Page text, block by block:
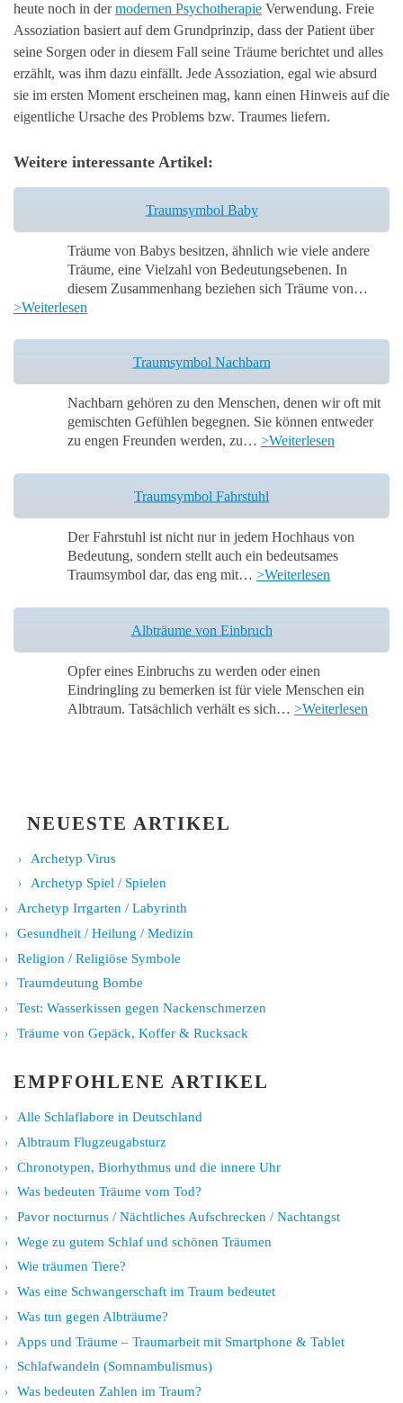
heute noch in dermodernen Psychotherapie Verwendung. Freie
Assoziation basiert auf dem Grundprinzip, dass der Patient über
seine Sorgen oder in diesem Fall seine Träume berichtet und alles
erzählt, was ihm dazu einfällt. Jede Assoziation, egal wie absurd
sie im ersten Moment erscheinen mag, kann einen Hinweis auf die
eigentliche Ursache des Problems bzw. Traumes liefern.
Weitere interessante Artikel:
Traumsymbol Baby
Träume von Babys besitzen, ähnlich wie viele andere
Träume, eine Vielzahl von Bedeutungsebenen. In
diesem Zusammenhang beziehen sich Träume von…
>Weiterlesen
Traumsymbol Nachbarn
Nachbarn gehören zu den Menschen, denen wir oft mit
gemischten Gefühlen begegnen. Sie können entweder
zu engen Freunden werden, zu… >Weiterlesen
Traumsymbol Fahrstuhl
Der Fahrstuhl ist nicht nur in jedem Hochhaus von
Bedeutung, sondern stellt auch ein bedeutsames
Traumsymbol dar, das eng mit… >Weiterlesen
Albträume von Einbruch
Opfer eines Einbruchs zu werden oder einen
Eindringling zu bemerken ist für viele Menschen ein
Albtraum. Tatsächlich verhält es sich… >Weiterlesen
NEUESTE ARTIKEL
Archetyp Virus
Archetyp Spiel / Spielen
Archetyp Irrgarten / Labyrinth
Gesundheit / Heilung / Medizin
Religion / Religiöse Symbole
Traumdeutung Bombe
Test: Wasserkissen gegen Nackenschmerzen
Träume von Gepäck, Koffer & Rucksack
EMPFOHLENE ARTIKEL
Alle Schlaflabore in Deutschland
Albtraum Flugzeugabsturz
Chronotypen, Biorhythmus und die innere Uhr
Was bedeuten Träume vom Tod?
Pavor nocturnus / Nächtliches Aufschrecken / Nachtangst
Wege zu gutem Schlaf und schönen Träumen
Wie träumen Tiere?
Was eine Schwangerschaft im Traum bedeutet
Was tun gegen Albträume?
Apps und Träume – Traumarbeit mit Smartphone & Tablet
Schlafwandeln (Somnambulismus)
Was bedeuten Zahlen im Traum?